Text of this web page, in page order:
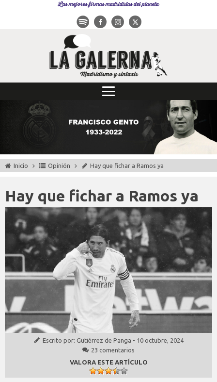
Las mejores firmas madridistas del planeta
Inicio Opinión Hay que fichar a Ramos ya
Hay que fichar a Ramos ya
Escrito por: Gutiérrez de Panga - 10 octubre, 2024
23 comentarios
VALORA ESTE ARTÍCULO